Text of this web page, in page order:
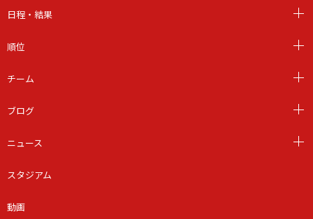
日程・結果
順位
チーム
ブログ
ニュース
スタジアム
動画